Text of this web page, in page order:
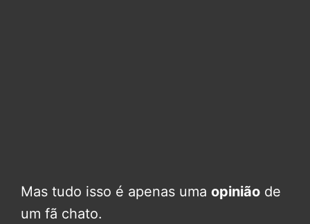
Mas tudo isso é apenas uma opinião de
um fã chato.